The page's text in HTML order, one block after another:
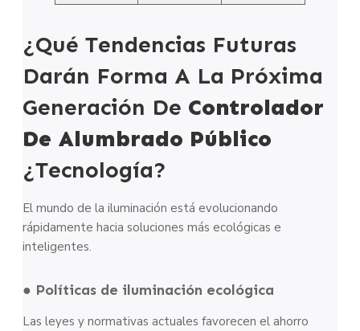
¿Qué Tendencias Futuras
Darán Forma A La Próxima
Generación De Controlador
De Alumbrado Público
¿Tecnología?
El mundo de la iluminación está evolucionando
rápidamente hacia soluciones más ecológicas e
inteligentes.
● Políticas de iluminación ecológica
Las leyes y normativas actuales favorecen el ahorro